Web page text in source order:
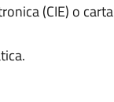
(CIE) o carta